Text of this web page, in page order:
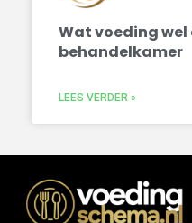
Wat voeding wel
behandelkamer
LEES VERDER »